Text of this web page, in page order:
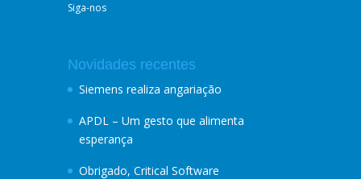
Siga-nos
Novidades recentes
Siemens realiza angariação
APDL – Um gesto que alimenta
esperança
Obrigado, Critical Software